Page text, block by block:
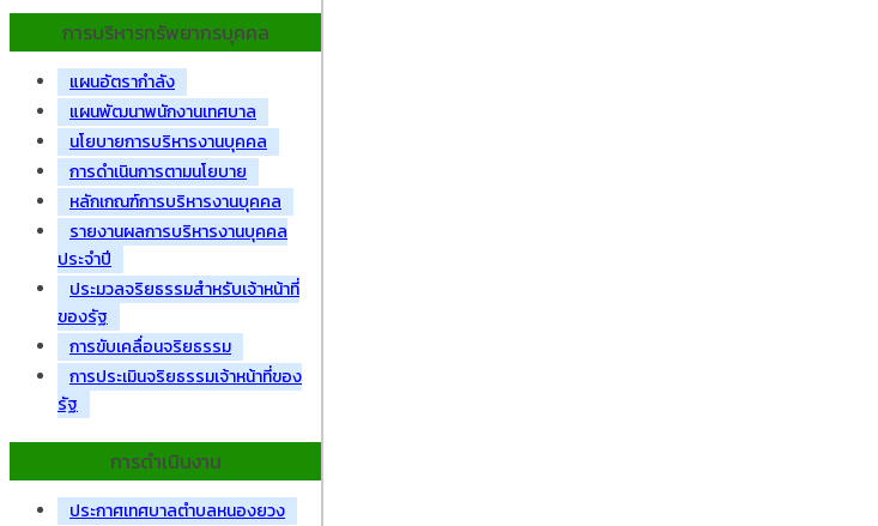
การบริหารทรัพยากรบุคคล
แผนอัตรากำลัง
แผนพัฒนาพนักงานเทศบาล
นโยบายการบริหารงานบุคคล
การดำเนินการตามนโยบาย
หลักเกณฑ์การบริหารงานบุคคล
รายงานผลการบริหารงานบุคคล
ประจำปี
ประมวลจริยธรรมสำหรับเจ้าหน้าที่
ของรัฐ
การขับเคลื่อนจริยธรรม
การประเมินจริยธรรมเจ้าหน้าที่ของ
รัฐ
การดำเนินงาน
ประกาศเทศบาลตำบลหนองยวง